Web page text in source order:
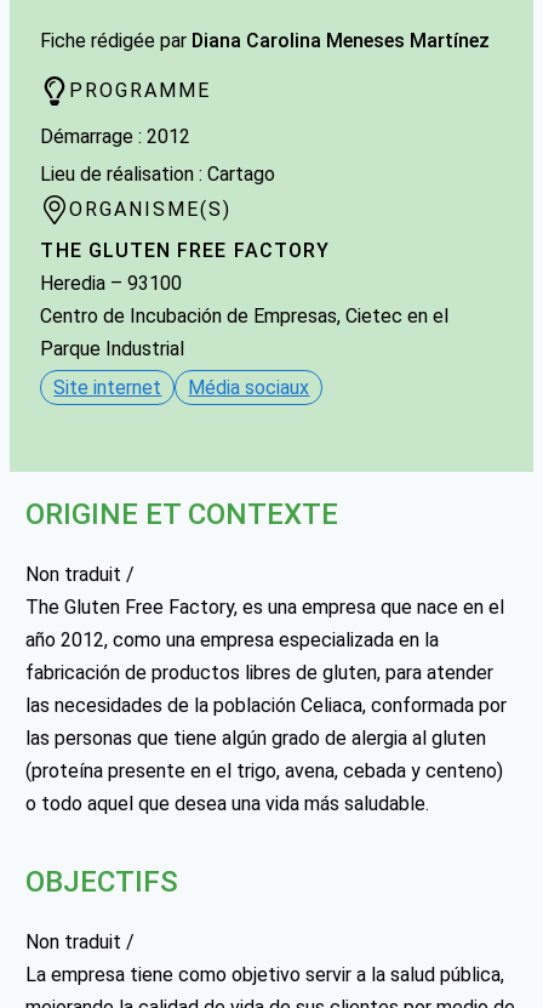
Fiche rédigée par Diana Carolina Meneses Martínez
PROGRAMME
Démarrage : 2012
Lieu de réalisation : Cartago
ORGANISME(S)
THE GLUTEN FREE FACTORY
Heredia –93100
Centro de Incubación de Empresas, Cietec en el
Parque Industrial
Site internet
Média sociaux
ORIGINE ET CONTEXTE
Non traduit /
The Gluten Free Factory, es una empresa que nace en el
año 2012, como una empresa especializada en la
fabricación de productos libres de gluten, para atender
las necesidades de la población Celiaca, conformada por
las personas que tiene algún grado de alergia al gluten
(proteína presente en el trigo, avena, cebada y centeno)
o todo aquel que desea una vida más saludable.
OBJECTIFS
Non traduit /
La empresa tiene como objetivo servir a la salud pública,